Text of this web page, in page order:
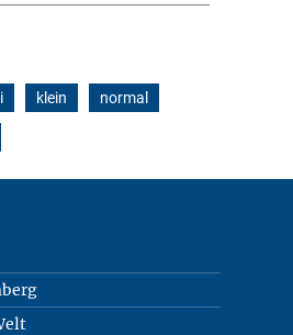
klein normal